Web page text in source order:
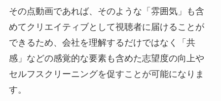
その点動画であれば、そのような「雰囲気」も含
めてクリエイティブとして視聴者に届けることが
できるため、会社を理解するだけではなく「共
感」などの感覚的な要素も含めた志望度の向上や
セルフスクリーニングを促すことが可能になりま
す。